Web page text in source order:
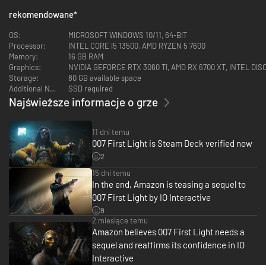
SZPIEGUJ TAK, JAK CHCESZ
Skradaj się lub narób hałasu. Walcz na pięści lub sięgaj po broń. Korzystaj
z gadżetów lub wrodzonego sprytu. Wybór strategii należy do Ciebie.
rekomendowane*
OS:
MICROSOFT WINDOWS 10/11, 64-BIT
Processor:
INTEL CORE i5 13500, AMD RYZEN 5 7600
Memory:
16 GB RAM
Graphics:
NVIDIA GEFORCE RTX 3060 TI, AMD RX 6700 XT, INTEL
Storage:
80 GB available space
Additional Notes:
SSD required
Najświeższe informacje o grze
11 dni temu
007 First Light is Steam Deck verified now
2
15 dni temu
In the end, Amazon is teasing a sequel to
007 First Light by IO Interactive
9
2 miesiące temu
Amazon believes 007 First Light needs a
sequel and reaffirms its confidence in IO
Interactive